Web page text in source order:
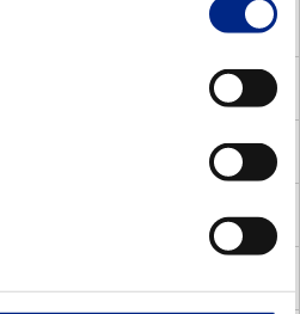
phase pole changing brake
motors
single phase brake motors
Flux vector
Compat square vector motors